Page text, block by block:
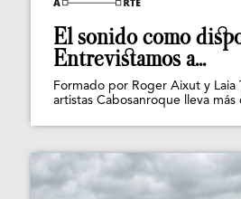
El sonido como
Entrevistamos a...
Formado por Roger Aixut y Laia
artistas Cabosanroque lleva más